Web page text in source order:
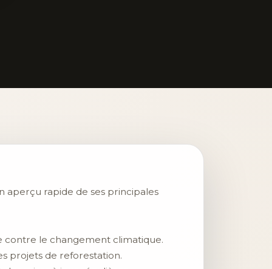
aperçu rapide de ses principales
contre le changement climatique.
projets de reforestation.